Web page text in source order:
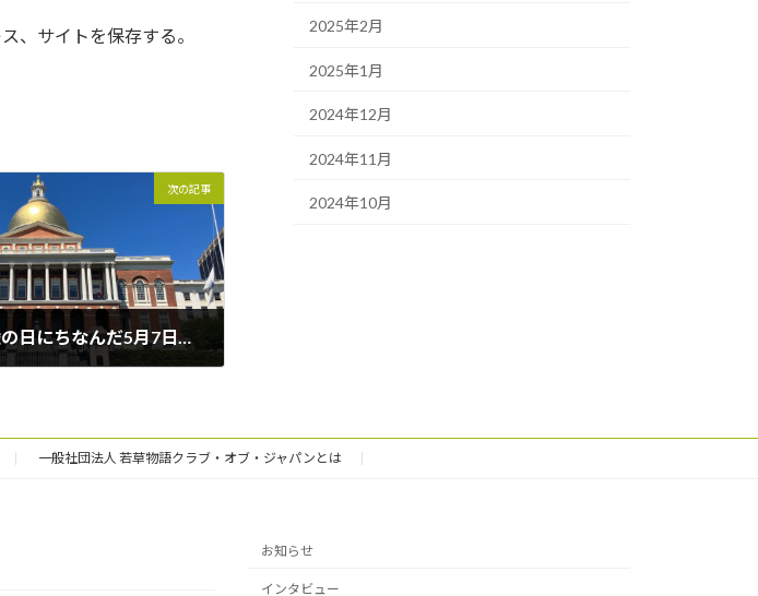
、サイトを保存する。
次の記事
ジョン万次郎上陸の日にちなんだ5月7日「日本の日」制定決議記念レセプションに参加しました
2025年2月
2025年1月
2024年12月
2024年11月
2024年10月
一般社団法人 若草物語クラブ・オブ・ジャパンとは
お知らせ
インタビュー